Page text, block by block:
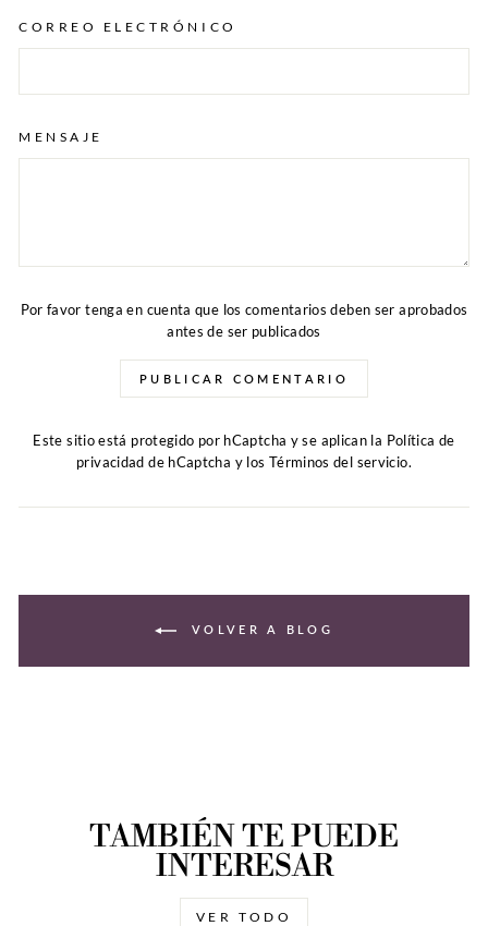
CORREO ELECTRÓNICO
MENSAJE
Por favor tenga en cuenta que los comentarios deben ser aprobados
antes de ser publicados
PUBLICAR COMENTARIO
Este sitio está protegido por hCaptcha y se aplican la Política de
privacidad de hCaptcha y los Términos del servicio.
VOLVER A BLOG
TAMBIÉN TE PUEDE
INTERESAR
VER TODO